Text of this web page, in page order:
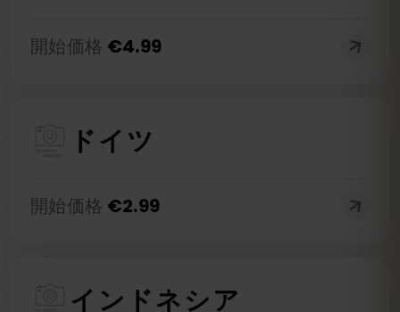
開始価格 €4.99
ドイツ
開始価格 €2.99
インドネシア